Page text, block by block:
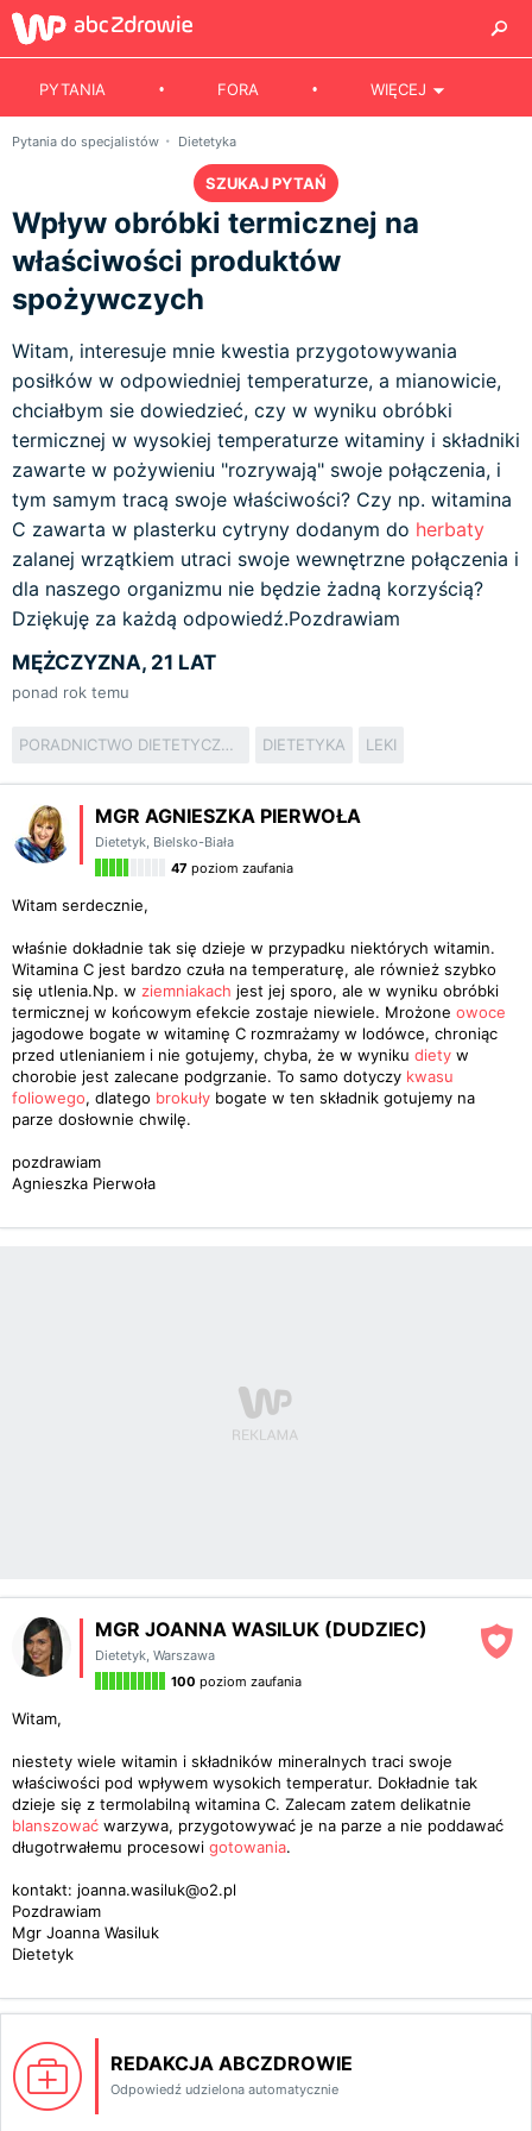
PYTANIA FORA WIĘCEJ
Pytania do specjalistów Dietetyka
SZUKAJ PYTAŃ
Wpływ obróbki termicznej na
właściwości produktów
spożywczych
Witam, interesuje mnie kwestia przygotowywania
posiłków w odpowiedniej temperaturze, a mianowicie,
chciałbym sie dowiedzieć, czy w wyniku obróbki
termicznej w wysokiej temperaturze witaminy i składniki
zawarte w pożywieniu "rozrywają" swoje połączenia, i
tym samym tracą swoje właściwości? Czy np. witamina
C zawarta w plasterku cytryny dodanym do herbaty
zalanej wrzątkiem utraci swoje wewnętrzne połączenia i
dla naszego organizmu nie będzie żadną korzyścią?
Dziękuję za każdą odpowiedź.Pozdrawiam
MĘŻCZYZNA, 21 LAT
ponad rok temu
PORADNICTWO DIETETYCZNO-ŻYWIENIOWE DIETETYKA LEKI
MGR AGNIESZKA PIERWOŁA
Dietetyk, Bielsko-Biała
47 poziom zaufania
Witam serdecznie,
właśnie dokładnie tak się dzieje w przypadku niektórych witamin.
Witamina C jest bardzo czuła na temperaturę, ale również szybko
się utlenia.Np. w ziemniakach jest jej sporo, ale w wyniku obróbki
termicznej w końcowym efekcie zostaje niewiele. Mrożone owoce
jagodowe bogate w witaminę C rozmrażamy w lodówce, chroniąc
przed utlenianiem i nie gotujemy, chyba, że w wyniku diety w
chorobie jest zalecane podgrzanie. To samo dotyczy kwasu
foliowego, dlatego brokuły bogate w ten składnik gotujemy na
parze dosłownie chwilę.
pozdrawiam
Agnieszka Pierwoła
MGR JOANNA WASILUK (DUDZIEC)
Dietetyk, Warszawa
100 poziom zaufania
Witam,
niestety wiele witamin i składników mineralnych traci swoje
właściwości pod wpływem wysokich temperatur. Dokładnie tak
dzieje się z termolabilną witamina C. Zalecam zatem delikatnie
blanszować warzywa, przygotowywać je na parze a nie poddawać
długotrwałemu procesowi gotowania.
kontakt: joanna.wasiluk@o2.pl
Pozdrawiam
Mgr Joanna Wasiluk
Dietetyk
REDAKCJA ABCZDROWIE
Odpowiedź udzielona automatycznie